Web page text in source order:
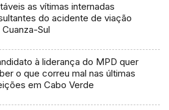
as vítimas internadas
do acidente de viação
Cuanza-Sul
à liderança do MPD quer
o que correu mal nas últimas
em Cabo Verde